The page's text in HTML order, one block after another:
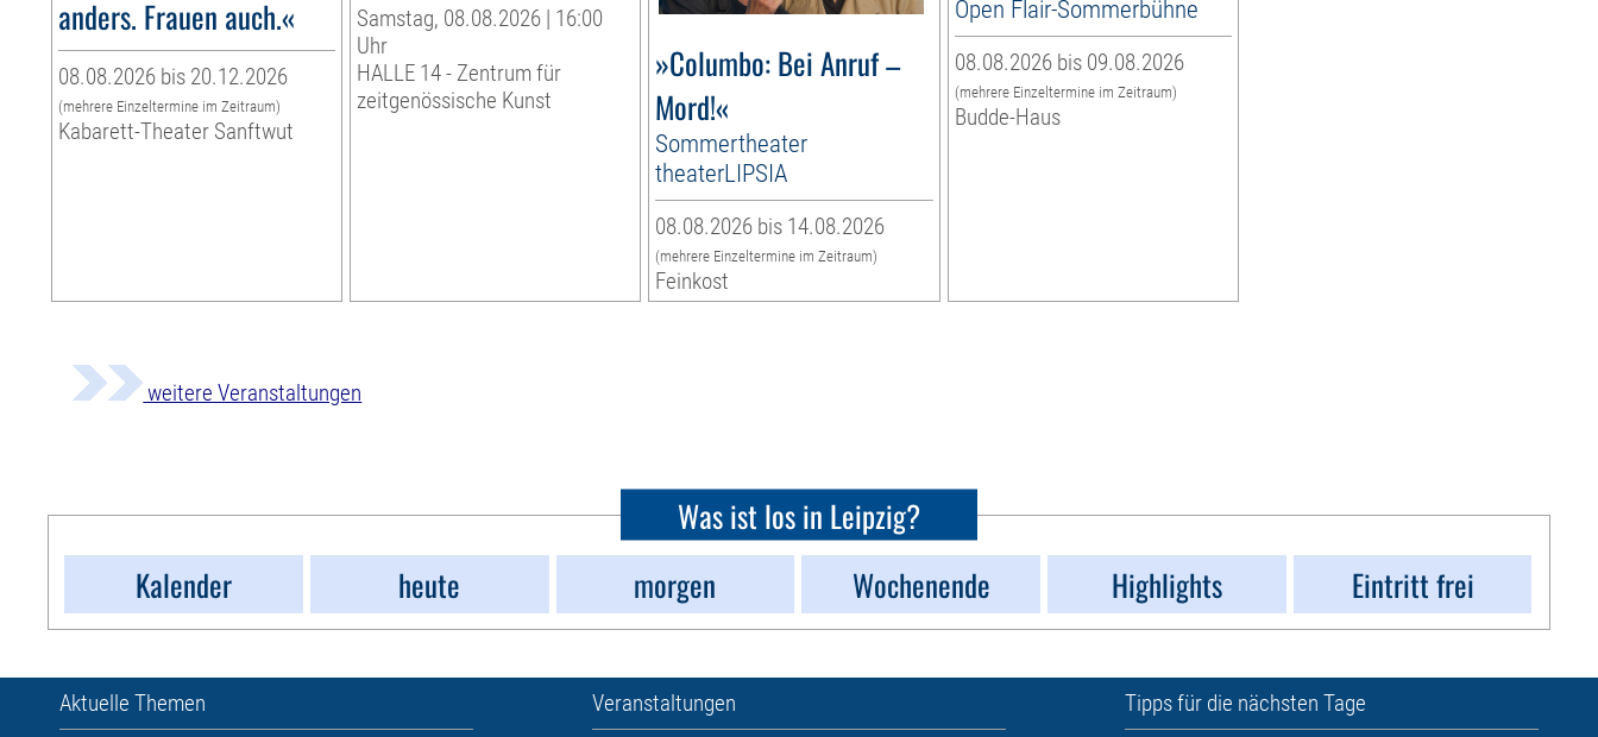
anders. Frauen auch.«
08.08.2026 bis 20.12.2026
(mehrere Einzeltermine im Zeitraum)
Kabarett-Theater Sanftwut
Samstag, 08.08.2026 | 16:00
Uhr
HALLE 14 - Zentrum für
zeitgenössische Kunst
»Columbo: Bei Anruf –
Mord!«
Sommertheater
theaterLIPSIA
08.08.2026 bis 14.08.2026
(mehrere Einzeltermine im Zeitraum)
Feinkost
Open Flair-Sommerbühne
08.08.2026 bis 09.08.2026
(mehrere Einzeltermine im Zeitraum)
Budde-Haus
weitere Veranstaltungen
Was ist los in Leipzig?
Kalender
heute morgen Wochenende Highlights Eintritt frei
Aktuelle Themen Veranstaltungen Tipps für die nächsten Tage